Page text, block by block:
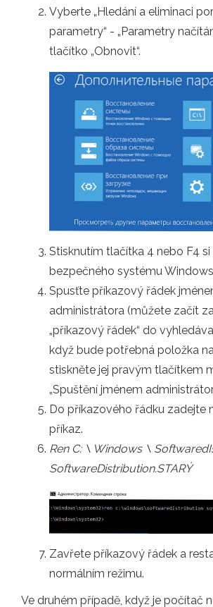
Vyberte „Hledání a eliminaci
parametry“ - „Parametry
tlačítko „Obnovit“.
Stisknutím tlačítka 4 nebo F4
bezpečného systému Windows
Spusťte příkazový řádek
administrátora (můžete začít
„příkazový řádek“ do
když bude potřebná položka
stiskněte jej pravým tlačítkem
„Spuštění jménem
Do příkazového řádku zadejte
příkaz.
Ren C: \ Windows \
SoftwareDistribution.STARÝ
Zavřete příkazový řádek a
normálním režimu.
Ve druhém případě, když je počítač